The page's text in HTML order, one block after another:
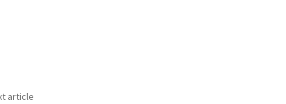
article